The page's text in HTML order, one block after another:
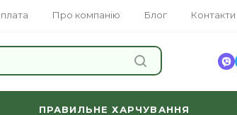
Про компанію Блог Контакти
ПРАВИЛЬНЕ ХАРЧУВАННЯ